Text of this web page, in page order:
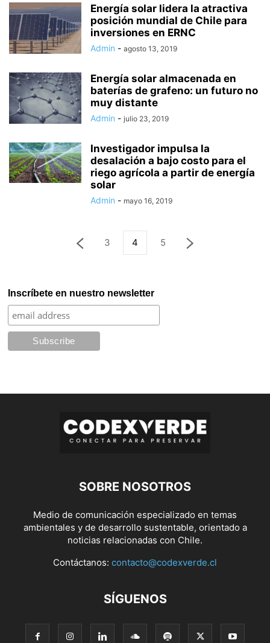
Energía solar lidera la atractiva
posición mundial de Chile para
inversiones en ERNC
Admin - agosto 13, 2019
Energía solar almacenada en
baterías de grafeno: un futuro no
muy distante
Admin - julio 23, 2019
Investigador impulsa la
desalación a bajo costo para el
riego agrícola a partir de energía
solar
Admin - mayo 16, 2019
3 4 5
Inscríbete en nuestro newsletter
SOBRE NOSOTROS
Medio de comunicación especializado en temas
ambientales y de desarrollo sustentable, orientado a
noticias relacionadas con Chile.
Contáctanos: contacto@codexverde.cl
SÍGUENOS